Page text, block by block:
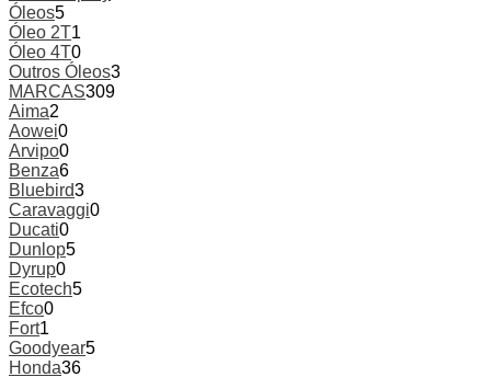
Óleos5
Óleo 2T1
Óleo 4T0
Outros Óleos3
MARCAS309
Aima2
Aowei0
Arvipo0
Benza6
Bluebird3
Caravaggi0
Ducati0
Dunlop5
Dyrup0
Ecotech5
Efco0
Fort1
Goodyear5
Honda36